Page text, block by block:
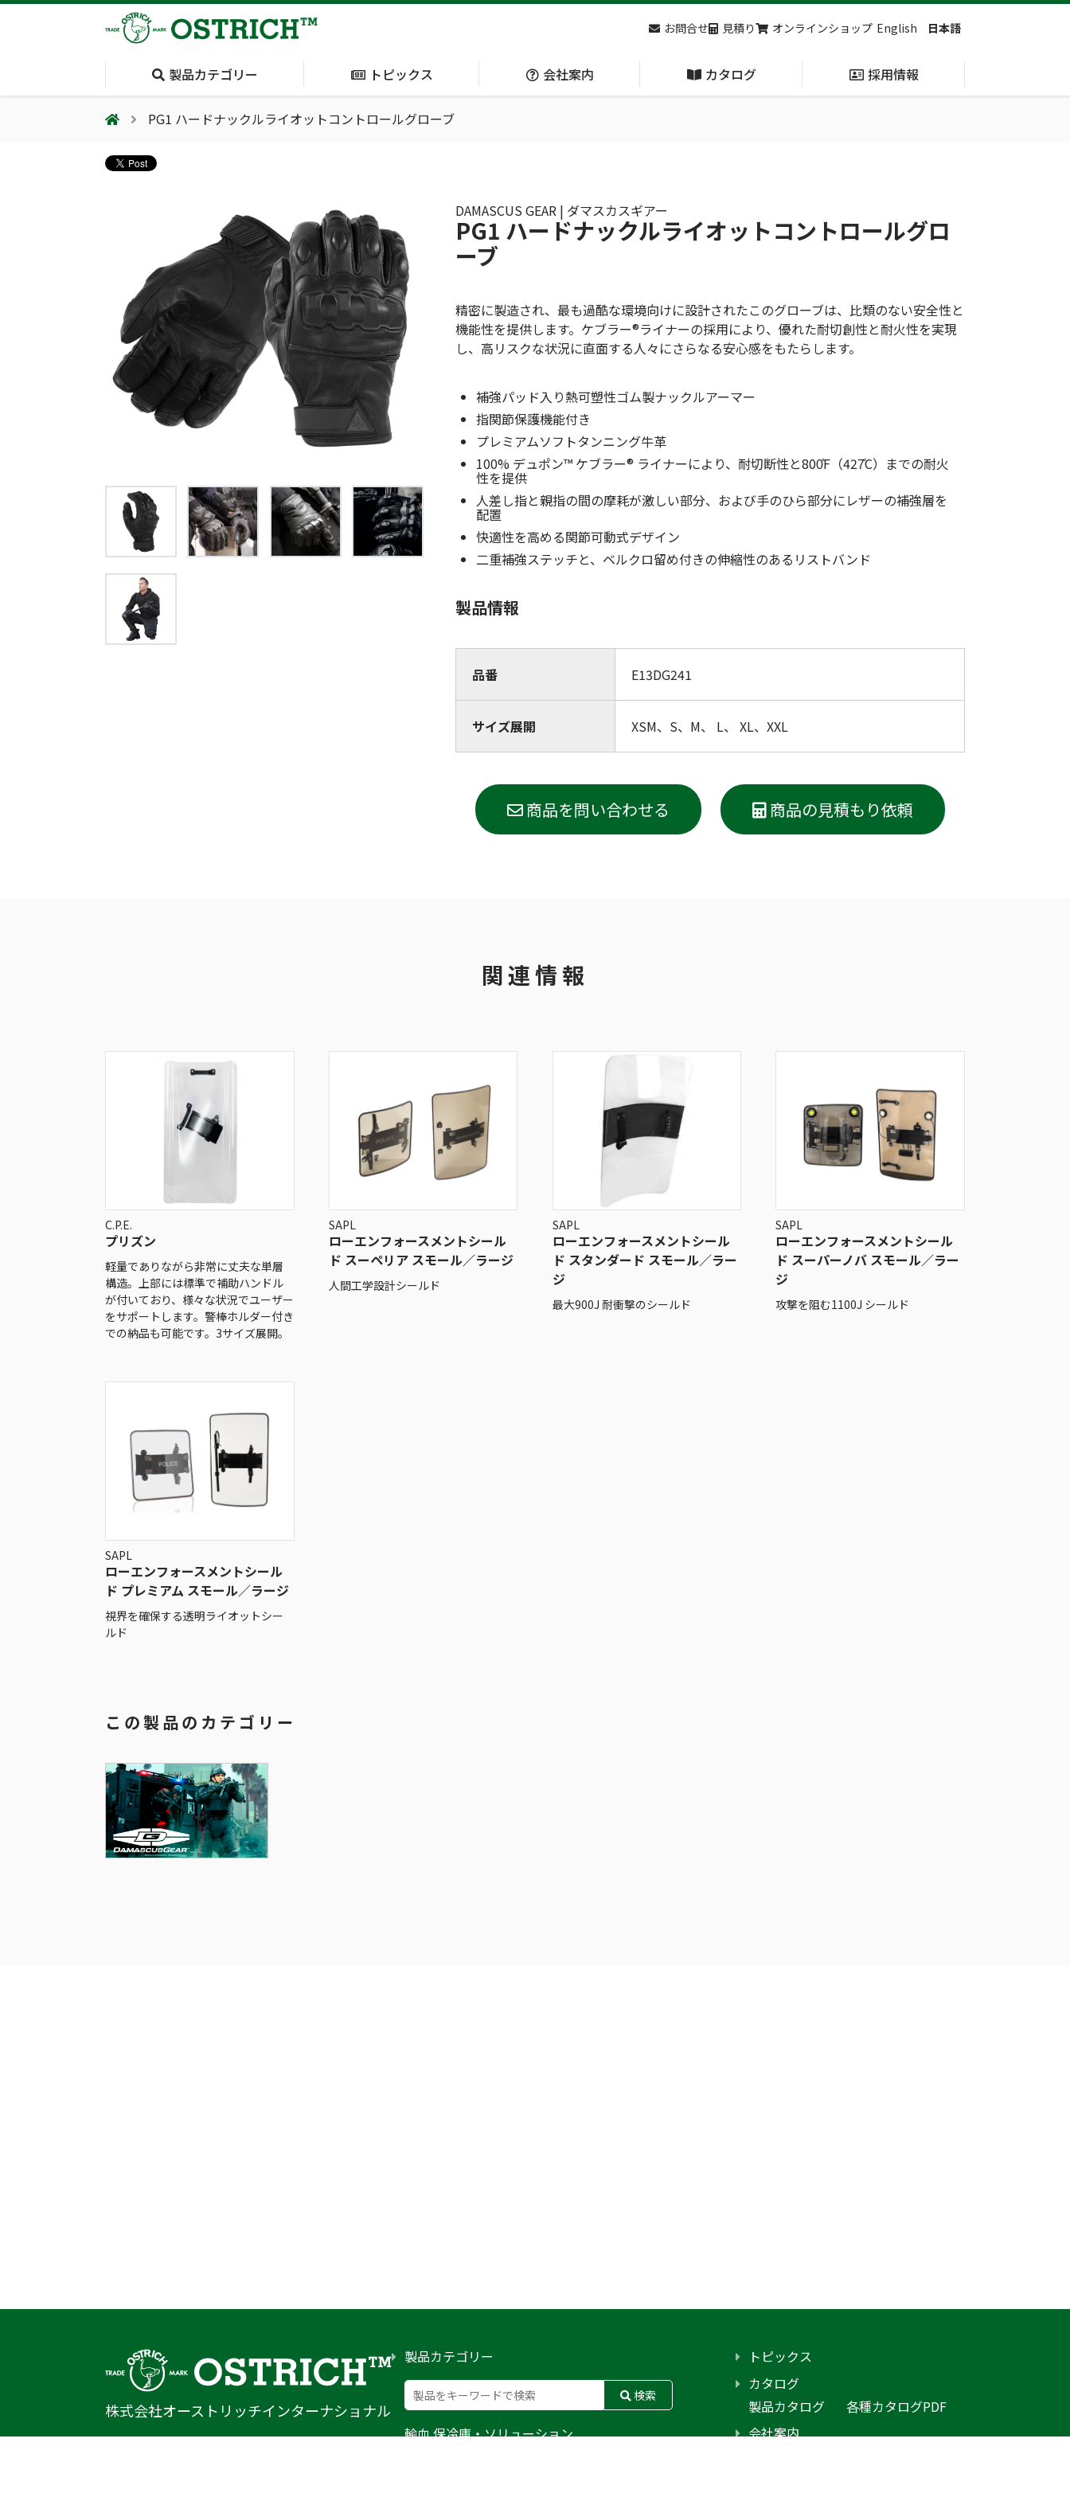
お問合せ 見積り オンラインショップ English 日本語
製品カテゴリー
System)
気道管理
(Airway)
呼吸管理
(Respiration)
循環管理
もっと見る
製品をキーワードで検索
トピックス
夏季休業のお知らせ
オーストリッチ熊対策カタログ オーストリッチ防犯カタログ ダマスカス製品カタログ（日本語版）
もっと見る
会社案内
会社概要
カタログ 採用情報
採用情報（外部サイトに移動します）
PG1 ハードナックルライオットコントロールグローブ
DAMASCUS GEAR | ダマスカスギアー
PG1 ハードナックルライオットコントロールグロ
ーブ
精密に製造され、最も過酷な環境向けに設計されたこのグローブは、比類のない安全性と
機能性を提供します。ケブラー®ライナーの採用により、優れた耐切創性と耐火性を実現
し、高リスクな状況に直面する人々にさらなる安心感をもたらします。
補強パッド入り熱可塑性ゴム製ナックルアーマー
指関節保護機能付き
プレミアムソフトタンニング牛革
100% デュポン™ ケブラー® ライナーにより、耐切断性と800̊F（427̊C）までの耐火
性を提供
人差し指と親指の間の摩耗が激しい部分、および手のひら部分にレザーの補強層を
配置
快適性を高める関節可動式デザイン
二重補強ステッチと、ベルクロ留め付きの伸縮性のあるリストバンド
製品情報
品番 E13DG241
サイズ展開 XSM、S、M、 L、 XL、XXL
商品を問い合わせる 商品の見積もり依頼
関連情報
C.P.E.
プリズン
軽量でありながら非常に丈夫な単層
構造。上部には標準で補助ハンドル
が付いており、様々な状況でユーザー
をサポートします。警棒ホルダー付き
での納品も可能です。3サイズ展開。
SAPL
ローエンフォースメントシール
ド スーペリア スモール／ラージ
人間工学設計シールド
SAPL
ローエンフォースメントシール
ド スタンダード スモール／ラー
ジ
最大900J 耐衝撃のシールド
SAPL
ローエンフォースメントシール
ド スーパーノバ スモール／ラー
ジ
攻撃を阻む1100J シールド
SAPL
ローエンフォースメントシール
ド プレミアム スモール／ラージ
視界を確保する透明ライオットシー
ルド
この製品のカテゴリー
株式会社オーストリッチインターナショナル
製品カテゴリー
検索
輸血 保冷庫・ソリューション
トピックス
カタログ
製品カタログ
各種カタログPDF
会社案内